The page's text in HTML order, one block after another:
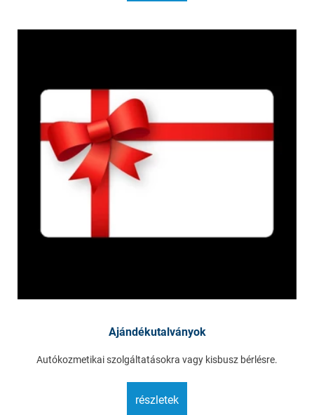
Ajándékutalványok
Autókozmetikai szolgáltatásokra vagy kisbusz bérlésre.
részletek